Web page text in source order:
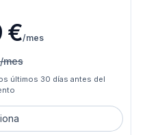
€/mes
mes
últimos 30 días antes del